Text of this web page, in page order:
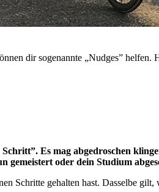
dir sogenannte „Nudges” helfen.
Es mag abgedroschen
oder dein Studium
gehalten hast. Dasselbe